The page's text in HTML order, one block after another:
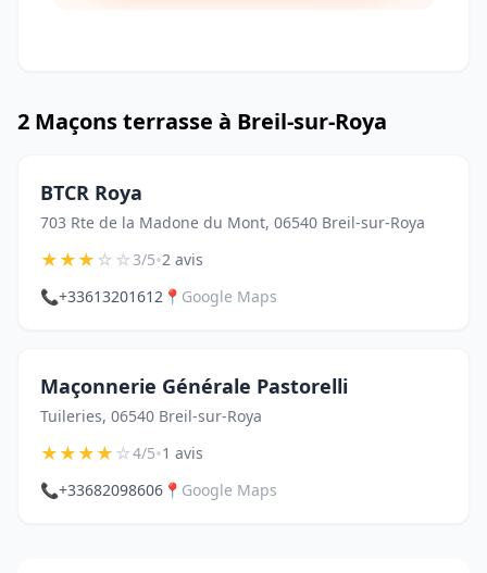
2 Maçons terrasse à Breil-sur-Roya
BTCR Roya
703 Rte de la Madone du Mont, 06540 Breil-sur-Roya
★★★☆☆3/5•2 avis
📞+33613201612 📍 Google Maps
Maçonnerie Générale Pastorelli
Tuileries, 06540 Breil-sur-Roya
★★★★☆4/5•1 avis
📞+33682098606 📍 Google Maps